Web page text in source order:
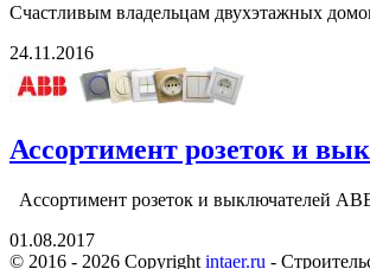
Счастливым владельцам двухэтажных
24.11.2016
Ассортимент розеток и
Ассортимент розеток и выключателей
01.08.2017
© 2016 - 2026 Copyright intaer.ru -